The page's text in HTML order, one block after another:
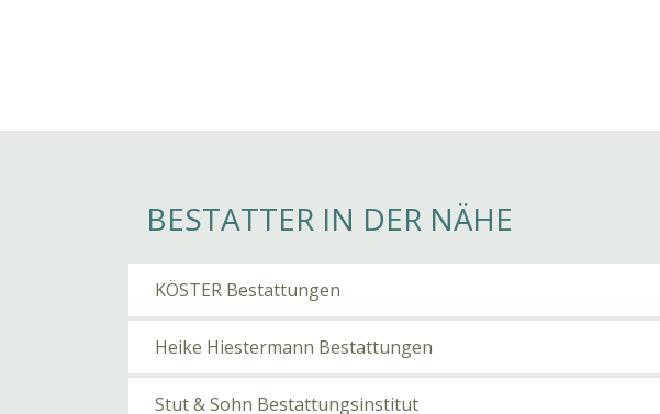
BESTATTER IN DER NÄHE
KÖSTER Bestattungen
Heike Hiestermann Bestattungen
Stut & Sohn Bestattungsinstitut